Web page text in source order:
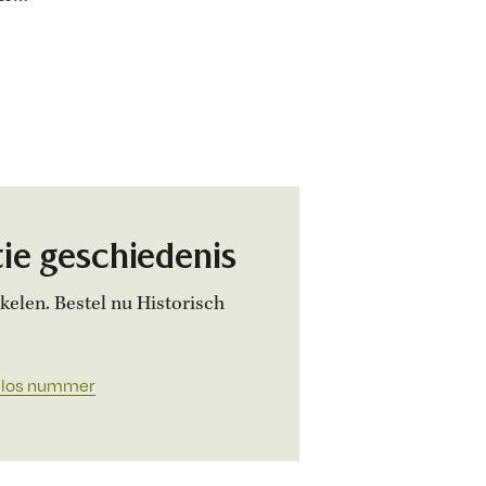
geschiedenis
Bestel nu Historisch
nummer